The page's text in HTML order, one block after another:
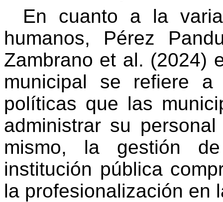
En cuanto a la
humanos, Pérez
Zambrano et al. (2024)
municipal se refiere
políticas que las
administrar su
mismo, la gestión
institución pública
la profesionalización en